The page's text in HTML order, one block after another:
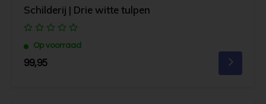
Schilderij | Drie witte tulpen
Op voorraad
99,95